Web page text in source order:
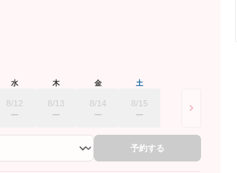
水
8/12
木
8/13
金
8/14
土
8/15
予約する